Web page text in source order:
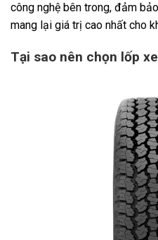
công nghệ bên trong, đảm
mang lại giá trị cao nhất cho
Tại sao nên chọn lốp